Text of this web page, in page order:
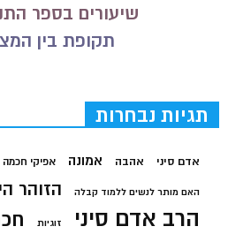
שיעורים בספר
תקופת בין המצרים
תגיות נבחרות
אדם סיני אהבה אמונה אפיקי חכמה
האם מותר לנשים ללמוד קבלה הזוהר
הרב אדם סיני זוגיות